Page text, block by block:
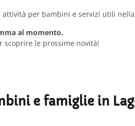
per bambini e servizi utili
al momento.
scoprire le prossime novità!
e famiglie in